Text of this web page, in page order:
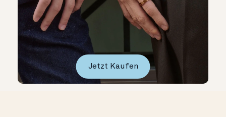
Jetzt Kaufen